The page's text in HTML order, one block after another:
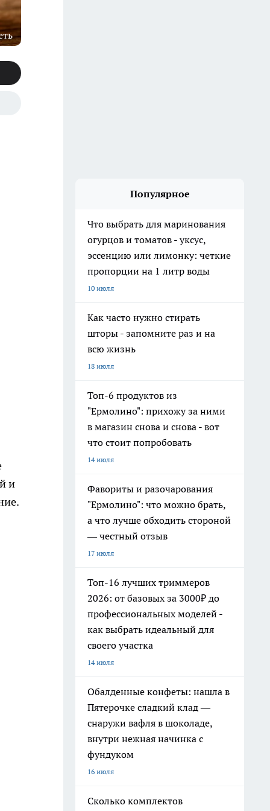
и
Популярное
Что выбрать для маринования
огурцов и томатов - уксус,
эссенцию или лимонку: четкие
пропорции на 1 литр воды
10 июля
Как часто нужно стирать
шторы - запомните раз и на
всю жизнь
18 июля
Топ-6 продуктов из
"Ермолино": прихожу за ними
в магазин снова и снова - вот
что стоит попробовать
14 июля
Фавориты и разочарования
"Ермолино": что можно брать,
а что лучше обходить стороной
— честный отзыв
17 июля
Топ-16 лучших триммеров
2026: от базовых за 3000₽ до
профессиональных моделей -
как выбрать идеальный для
своего участка
14 июля
Обалденные конфеты: нашла в
Пятерочке сладкий клад —
снаружи вафля в шоколаде,
внутри нежная начинка с
фундуком
16 июля
Сколько комплектов